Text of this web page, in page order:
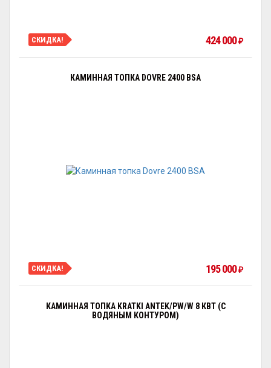
СКИДКА! 424 000₽
КАМИННАЯ ТОПКА DOVRE 2400 BSA
СКИДКА! 195 000₽
КАМИННАЯ ТОПКА KRATKI ANTEK/PW/W 8 КВТ (С
ВОДЯНЫМ КОНТУРОМ)